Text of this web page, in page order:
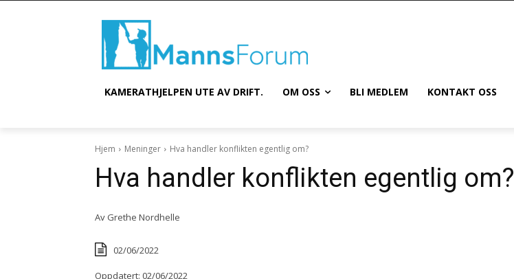
KAMERATHJELPEN UTE AV DRIFT. OM OSS BLI MEDLEM KONTAKT OSS
Hjem Meninger Hva handler konflikten egentlig om?
Hva handler konflikten egentlig om?
Av Grethe Nordhelle
02/06/2022
Oppdatert: 02/06/2022